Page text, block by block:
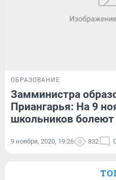
ОБРАЗОВАНИЕ
Замминистра
Приангарья: На 9
школьников
9 ноября, 2020, 19:26 832